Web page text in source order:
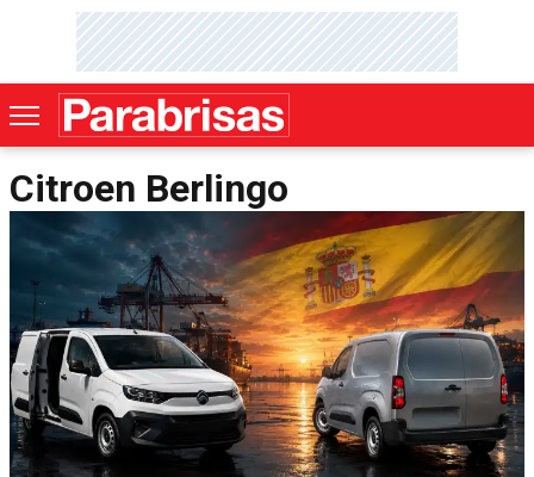
Citroen Berlingo